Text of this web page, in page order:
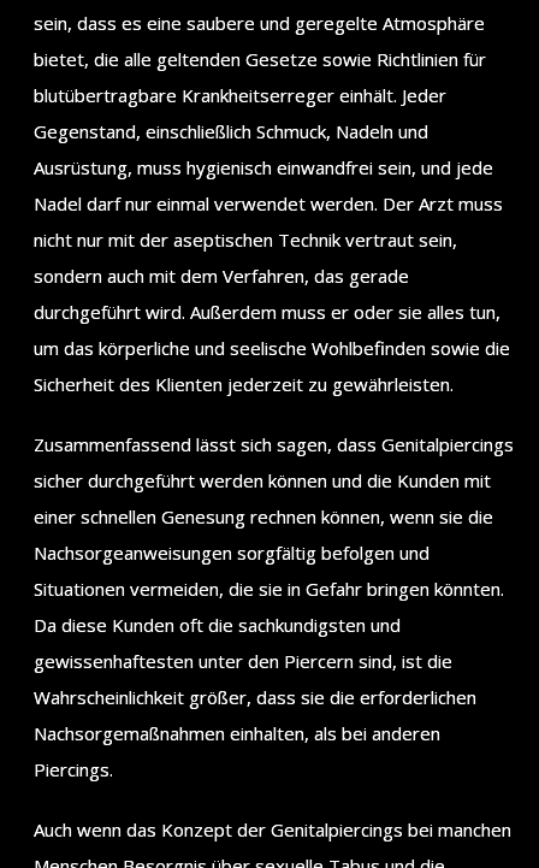
sein, dass es eine saubere und geregelte Atmosphäre
bietet, die alle geltenden Gesetze sowie Richtlinien für
blutübertragbare Krankheitserreger einhält. Jeder
Gegenstand, einschließlich Schmuck, Nadeln und
Ausrüstung, muss hygienisch einwandfrei sein, und jede
Nadel darf nur einmal verwendet werden. Der Arzt muss
nicht nur mit der aseptischen Technik vertraut sein,
sondern auch mit dem Verfahren, das gerade
durchgeführt wird. Außerdem muss er oder sie alles tun,
um das körperliche und seelische Wohlbefinden sowie die
Sicherheit des Klienten jederzeit zu gewährleisten.
Zusammenfassend lässt sich sagen, dass Genitalpiercings
sicher durchgeführt werden können und die Kunden mit
einer schnellen Genesung rechnen können, wenn sie die
Nachsorgeanweisungen sorgfältig befolgen und
Situationen vermeiden, die sie in Gefahr bringen könnten.
Da diese Kunden oft die sachkundigsten und
gewissenhaftesten unter den Piercern sind, ist die
Wahrscheinlichkeit größer, dass sie die erforderlichen
Nachsorgemaßnahmen einhalten, als bei anderen
Piercings.
Auch wenn das Konzept der Genitalpiercings bei manchen